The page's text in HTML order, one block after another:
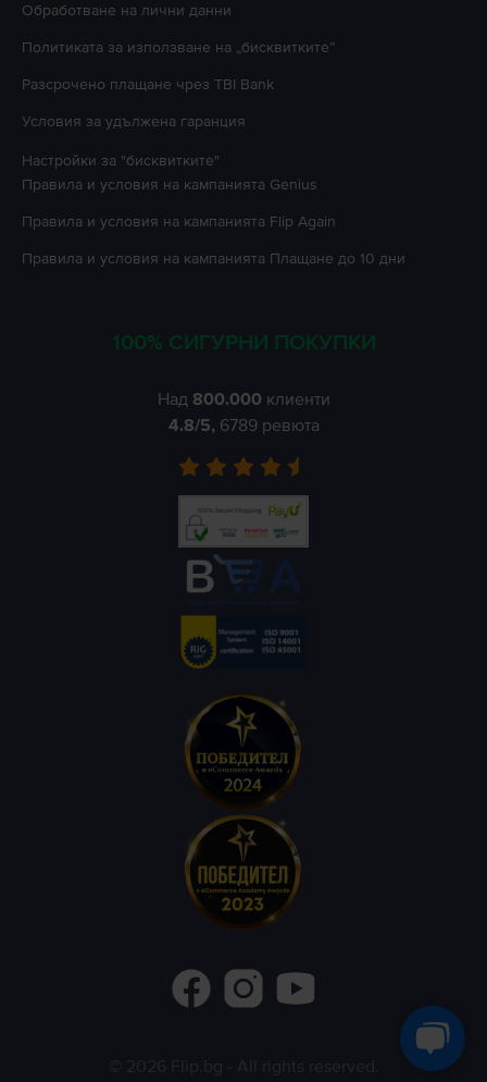
Oбработване на лични данни
Политиката за използване на „бисквитките”
Разсрочено плащане чрез TBI Bank
Условия за удължена гаранция
Настройки за "бисквитките"
Правила и условия на кампанията Genius
Правила и условия на кампанията Flip Again
Правила и условия на кампанията Плащане до 10 дни
100% СИГУРНИ ПОКУПКИ
Над 800.000 клиенти
4.8/5, 6789 ревюта